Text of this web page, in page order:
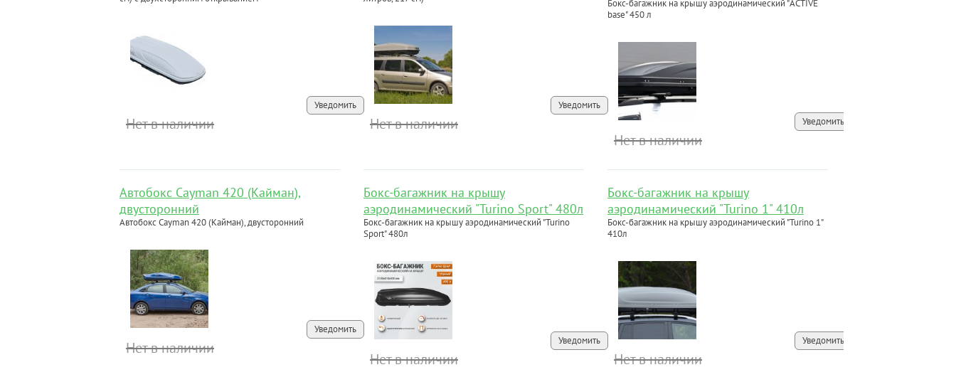
Нет в наличии
Уведомить
Нет в наличии
Уведомить
Бокс-багажник на крышу аэродинамический "ACTIVE
base" 450 л
Нет в наличии
Уведомить
Автобокс Cayman 420 (Кайман),
двусторонний
Автобокс Cayman 420 (Кайман), двусторонний
Нет в наличии
Уведомить
Бокс-багажник на крышу
аэродинамический "Turino Sport" 480л
Бокс-багажник на крышу аэродинамический "Turino
Sport" 480л
Нет в наличии
Уведомить
Бокс-багажник на крышу
аэродинамический "Turino 1" 410л
Бокс-багажник на крышу аэродинамический "Turino 1"
410л
Нет в наличии
Уведомить